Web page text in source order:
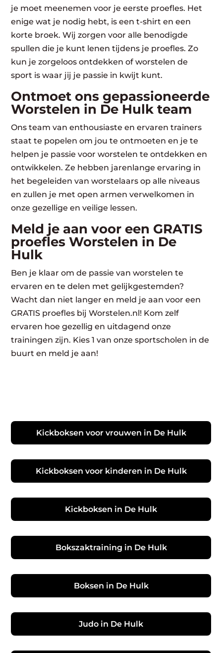
je moet meenemen voor je eerste proefles. Het
enige wat je nodig hebt, is een t-shirt en een
korte broek. Wij zorgen voor alle benodigde
spullen die je kunt lenen tijdens je proefles. Zo
kun je zorgeloos ontdekken of worstelen de
sport is waar jij je passie in kwijt kunt.
Ontmoet ons gepassioneerde
Worstelen in De Hulk team
Ons team van enthousiaste en ervaren trainers
staat te popelen om jou te ontmoeten en je te
helpen je passie voor worstelen te ontdekken en
ontwikkelen. Ze hebben jarenlange ervaring in
het begeleiden van worstelaars op alle niveaus
en zullen je met open armen verwelkomen in
onze gezellige en veilige lessen.
Meld je aan voor een GRATIS
proefles Worstelen in De
Hulk
Ben je klaar om de passie van worstelen te
ervaren en te delen met gelijkgestemden?
Wacht dan niet langer en meld je aan voor een
GRATIS proefles bij Worstelen.nl! Kom zelf
ervaren hoe gezellig en uitdagend onze
trainingen zijn. Kies 1 van onze sportscholen in de
buurt en meld je aan!
Kickboksen voor vrouwen in De Hulk
Kickboksen voor kinderen in De Hulk
Kickboksen in De Hulk
Bokszaktraining in De Hulk
Boksen in De Hulk
Judo in De Hulk